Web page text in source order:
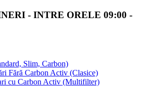
- INTRE ORELE 09:00 -
Slim, Carbon)
Fără Carbon Activ (Clasice)
cu Carbon Activ (Multifilter)